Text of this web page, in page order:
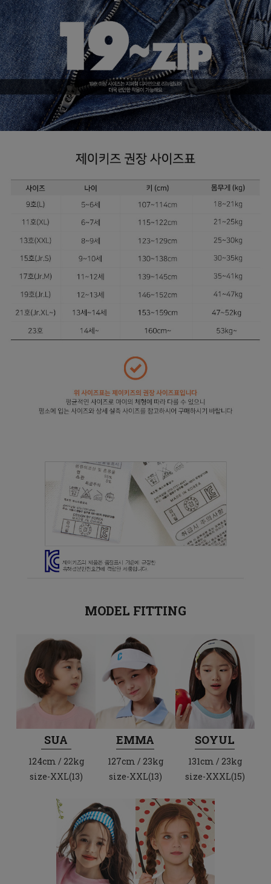
MODEL FITTING
SUA
124cm / 22kg
size-XXL(13)
EMMA
127cm / 23kg
size-XXL(13)
SOYUL
131cm / 23kg
size-XXXL(15)